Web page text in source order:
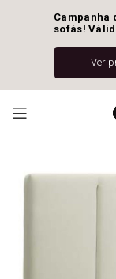
Campanha
sofás!
Ver